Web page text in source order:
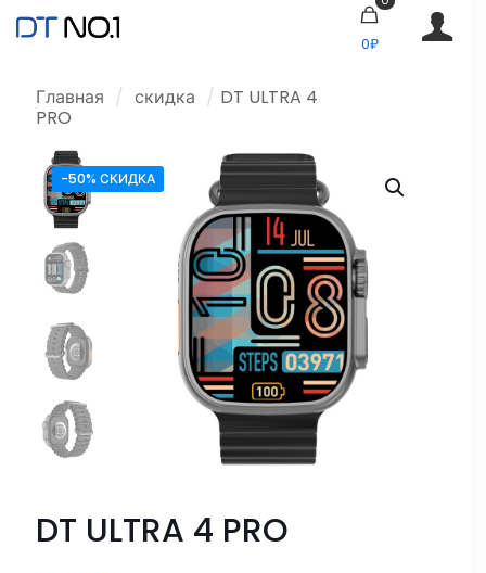
0₽
Главная / скидка / DT ULTRA 4
PRO
-50% СКИДКА
DT ULTRA 4 PRO